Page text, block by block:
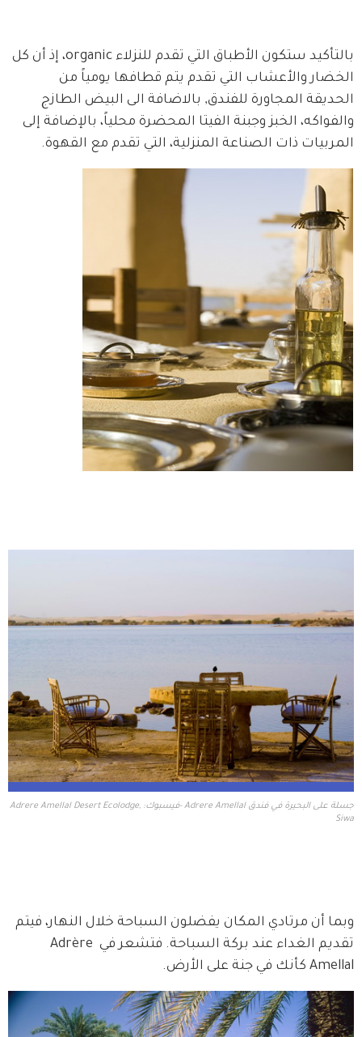
بالتأكيد ستكون الأطباق التي تقدم للنزلاء organic، إذ أن كل
الخضار والأعشاب التي تقدم يتم قطافها يومياً من
الحديقة المجاورة للفندق, بالاضافة الى البيض الطازج
والفواكه، الخبز وجبنة الفيتا المحضرة محلياً، بالإضافة إلى
المربيات ذات الصناعة المنزلية، التي تقدم مع القهوة.
جسلة على البحيرة في فندق Adrere Amellal -فيسبوك: Adrere Amellal Desert Ecolodge,
Siwa
وبما أن مرتادي المكان يفضلون السباحة خلال النهار، فيتم
تقديم الغداء عند بركة السباحة. فتشعر في Adrère
Amellal كأنك في جنة على الأرض.